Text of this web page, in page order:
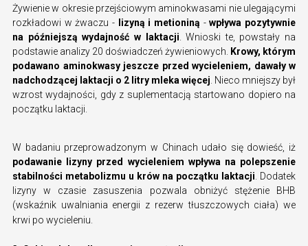
Żywienie w okresie przejściowym aminokwasami nie ulegającymi
rozkładowi w żwaczu -
lizyną i metioniną -wpływa pozytywnie
na późniejszą wydajność w laktacji. Wnioski te, powstały na
podstawie analizy 20 doświadczeń żywieniowych. Krowy, którym
podawano aminokwasy jeszcze przed wycieleniem, dawały w
nadchodzącej laktacji o 2 litry mleka więcej. Nieco mniejszy był
wzrost wydajności, gdy z suplementacją startowano dopiero na
początku laktacji.
W badaniu przeprowadzonym w Chinach udało się dowieść, iż
podawanie lizyny przed wycieleniem wpływa na polepszenie
stabilności metabolizmu u krów na początku laktacji. Dodatek
lizyny w czasie zasuszenia pozwala obniżyć stężenie BHB
(wskaźnik uwalniania energii z rezerw tłuszczowych ciała) we
krwi po wycieleniu.